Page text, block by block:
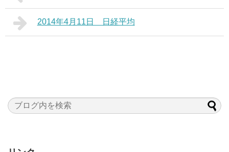
2014年4月11日 日経平均